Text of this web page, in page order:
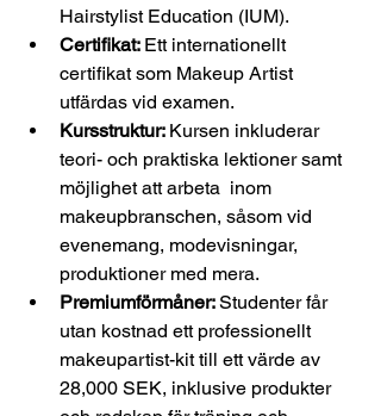
Hairstylist Education (IUM).
Certifikat: Ett internationellt
certifikat som Makeup Artist
utfärdas vid examen.
Kursstruktur: Kursen inkluderar
teori- och praktiska lektioner samt
möjlighet att arbeta inom
makeupbranschen, såsom vid
evenemang, modevisningar,
produktioner med mera.
Premiumförmåner: Studenter får
utan kostnad ett professionellt
makeupartist-kit till ett värde av
28,000 SEK, inklusive produkter